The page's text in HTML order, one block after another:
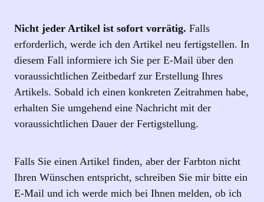
Nicht jeder Artikel ist sofort vorrätig. Falls
erforderlich, werde ich den Artikel neu fertigstellen. In
diesem Fall informiere ich Sie per E‑Mail über den
voraussichtlichen Zeitbedarf zur Erstellung Ihres
Artikels. Sobald ich einen konkreten Zeitrahmen habe,
erhalten Sie umgehend eine Nachricht mit der
voraussichtlichen Dauer der Fertigstellung.
Falls Sie einen Artikel finden, aber der Farbton nicht
Ihren Wünschen entspricht, schreiben Sie mir bitte ein
E-Mail und ich werde mich bei Ihnen melden, ob ich